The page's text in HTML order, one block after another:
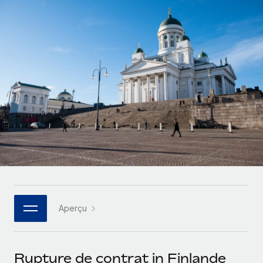
Intégrez et gérez vos freelances partout dans le monde
Sous-traitez les opérations complexes liées à l’emploi
INFRASTRUCTURE
Intégration Remote
Intégrez vos RH aux flux de travail en toute simplicité
Plateforme
Des fonctions RH clés intégrées pour votre équipe
Connectez n'importe quel outil d’IA à Remote grâce à
notre MCP
Rationalisez vos processus avec des outils essentiels
Examinez notre service par rapport aux autres
Des solutions agiles et internationales pour les RH et la
paie des entreprises en pleine croissance
Entreprises intermédiaires
Développez vos équipes avec des solutions RH sur
mesure
Entreprise
Les RH à l’international pour les grandes entreprises
Partenaires stratégiques de la tech
Calculateur de paiement des freelances
Découvrez les devises disponibles et les vitesses de
paiement pour vos freelances internationaux
APPRENDRE AVEC REMOTE
Recherche et guides
Études de cas
Checklists et modèles
Descriptions de postes
Deutsch
Español
Italiano
Português (Portugal)
日本語
한국어
Aperçu
Rupture de contrat in Finlande